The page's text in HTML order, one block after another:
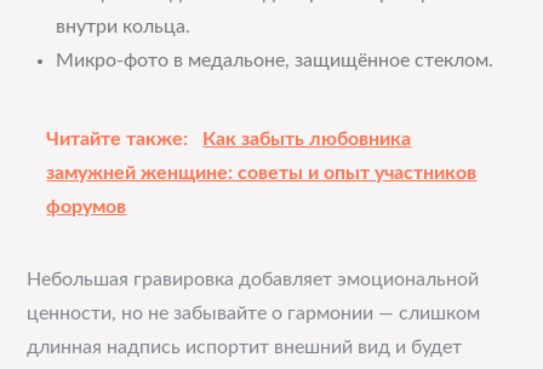
внутри кольца.
Микро-фото в медальоне, защищённое стеклом.
Читайте также:
Как забыть любовника
замужней женщине: советы и опыт участников
форумов
Небольшая гравировка добавляет эмоциональной
ценности, но не забывайте о гармонии — слишком
длинная надпись испортит внешний вид и будет